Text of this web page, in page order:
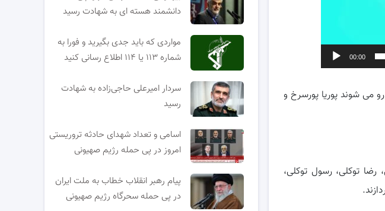
00:00
می شوند پوریا پورسرخ و
رضا توکلی، رسول توکلی،
دانشمند هسته ای به شهادت رسید
مواردی که باید جدی بگیرید و فورا به
شماره ۱۱۳ یا ۱۱۴ اطلاع رسانی کنید
سردار امیرعلی حاجی‌زاده به شهادت
رسید
اسامی و تعداد شهدای حادثه تروریستی
امروز در پی حمله رژیم صهیونی
پیام رهبر انقلاب خطاب به ملت ایران
در پی حمله سحرگاه رژیم صهیونی